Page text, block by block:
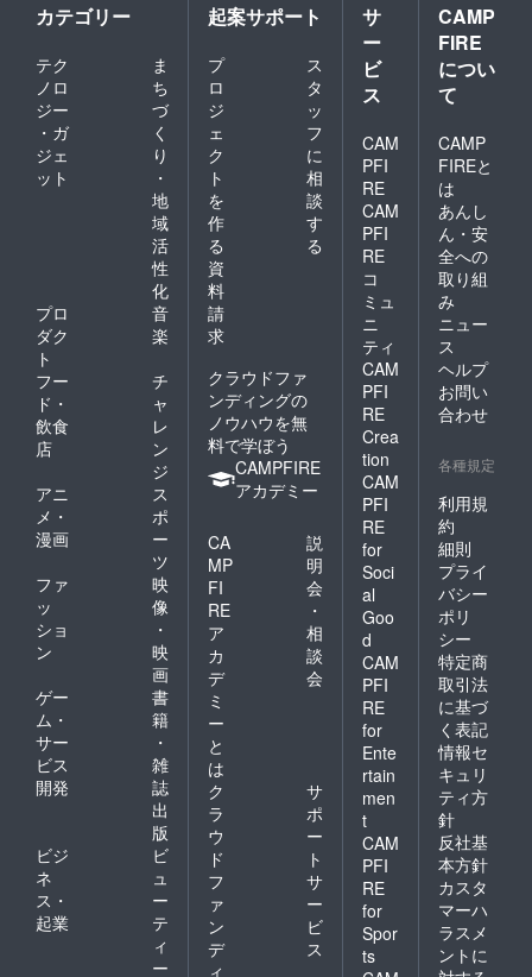
カテゴリー
テク
ノロ
ジー
・ガ
ジェ
ット
ま
ち
づ
く
り
・
地
域
活
性
化
プロ
ダク
ト
音
楽
フー
ド・
飲食
店
チ
ャ
レ
ン
ジ
アニ
メ・
漫画
ス
ポ
ー
ツ
ファ
ッ
ショ
ン
映
像
・
映
画
ゲー
ム・
サー
ビス
開発
書
籍
・
雑
誌
出
版
ビジ
ネ
ス・
起業
ビ
ュ
ー
テ
ィ
ー
起案サポート
プ
ロ
ジ
ェ
ク
ト
を
作
る
ス
タ
ッ
フ
に
相
談
す
る
資
料
請
求
クラウドファ
ンディングの
ノウハウを無
料で学ぼう
CAMPFIRE
アカデミー
CA
MP
FI
RE
ア
カ
デ
ミ
ー
と
は
説
明
会
・
相
談
会
ク
ラ
ウ
ド
フ
ァ
ン
デ
ィ
サ
ポ
ー
ト
サ
ー
ビ
ス
サ
ー
ビ
ス
CAM
PFI
RE
CAM
PFI
RE
コ
ミュ
ニ
ティ
CAM
PFI
RE
Crea
tion
CAM
PFI
RE
for
Soci
al
Goo
d
CAM
PFI
RE
for
Ente
rtain
men
t
CAM
PFI
RE
for
Spor
ts
CAMP
FIRE
につい
て
CAMP
FIREと
は
あんし
ん・安
全への
取り組
み
ニュー
ス
ヘルプ
お問い
合わせ
各種規定
利用規
約
細則
プライ
バシー
ポリ
シー
特定商
取引法
に基づ
く表記
情報セ
キュリ
ティ方
針
反社基
本方針
カスタ
マーハ
ラスメ
ントに